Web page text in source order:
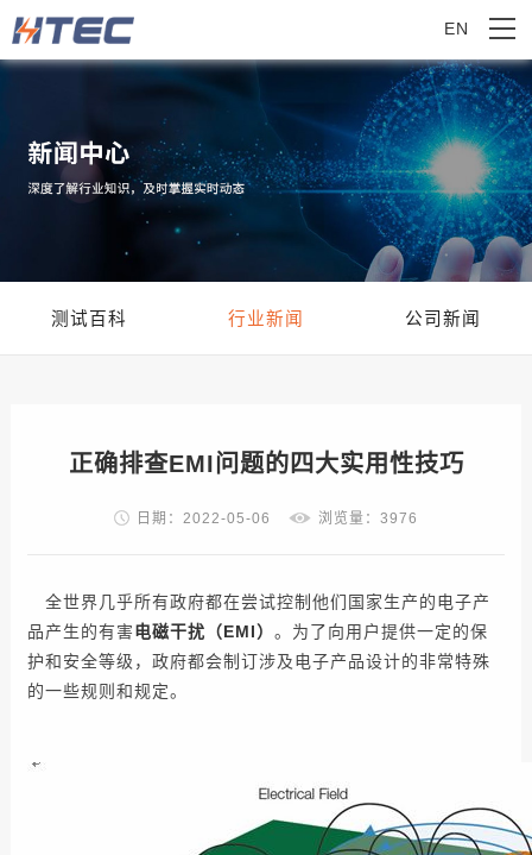
EN
测试百科 行业新闻 公司新闻
正确排查EMI问题的四大实用性技巧
日期：2022-05-06 浏览量：3976
全世界几乎所有政府都在尝试控制他们国家生产的电子产
品产生的有害 电磁干扰（EMI） 。为了向用户提供一定的保
护和安全等级，政府都会制订涉及电子产品设计的非常特殊
的一些规则和规定。